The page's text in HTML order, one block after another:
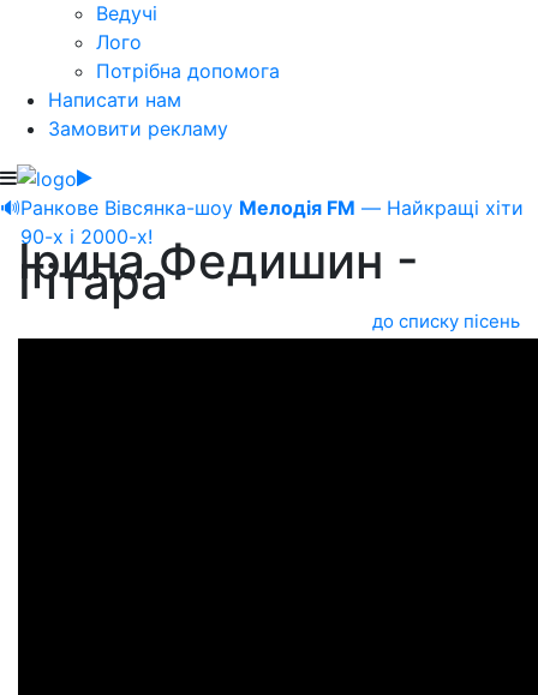
Ведучі
Лого
Потрібна допомога
Написати нам
Замовити рекламу
🔊Ранкове Вівсянка-шоу Мелодія FM — Найкращі хіти
90-х і 2000-х!
Ірина Федишин -
Гітара
до списку пісень